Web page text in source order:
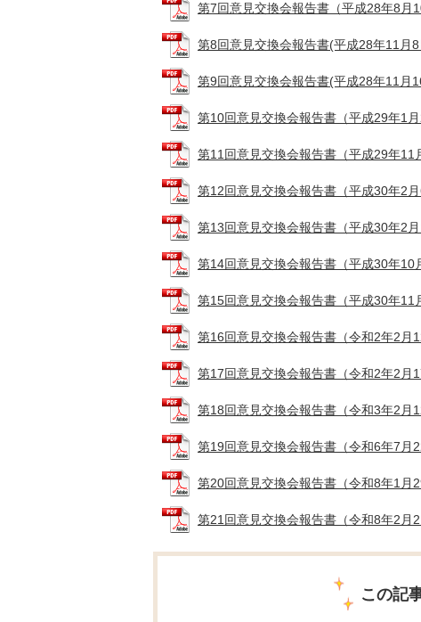
第7回意見交換会報告書（平成28年8月
第8回意見交換会報告書(平成28年11月
第9回意見交換会報告書(平成28年11月
第10回意見交換会報告書（平成29年1
第11回意見交換会報告書（平成29年
第12回意見交換会報告書（平成30年2
第13回意見交換会報告書（平成30年2
第14回意見交換会報告書（平成30年
第15回意見交換会報告書（平成30年
第16回意見交換会報告書（令和2年2月
第17回意見交換会報告書（令和2年2月
第18回意見交換会報告書（令和3年2月
第19回意見交換会報告書（令和6年7月
第20回意見交換会報告書（令和8年1月
第21回意見交換会報告書（令和8年2月
この記